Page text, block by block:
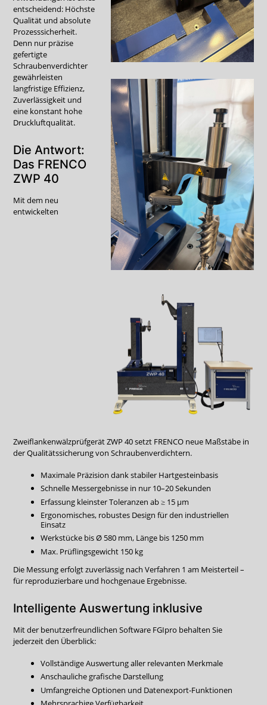
entscheidend: Höchste
Qualität und absolute
Prozesssicherheit.
Denn nur präzise
gefertigte
Schraubenverdichter
gewährleisten
langfristige Effizienz,
Zuverlässigkeit und
eine konstant hohe
Druckluftqualität.
Die Antwort:
Das FRENCO
ZWP 40
Mit dem neu
entwickelten
Zweiflankenwälzprüfgerät ZWP 40 setzt FRENCO neue Maßstäbe in
der Qualitätssicherung von Schraubenverdichtern.
Maximale Präzision dank stabiler Hartgesteinbasis
Schnelle Messergebnisse in nur 10–20 Sekunden
Erfassung kleinster Toleranzen ab ≥ 15 µm
Ergonomisches, robustes Design für den industriellen
Einsatz
Werkstücke bis Ø 580 mm, Länge bis 1250 mm
Max. Prüflingsgewicht 150 kg
Die Messung erfolgt zuverlässig nach Verfahren 1 am Meisterteil –
für reproduzierbare und hochgenaue Ergebnisse.
Intelligente Auswertung inklusive
Mit der benutzerfreundlichen Software FGIpro behalten Sie
jederzeit den Überblick:
Vollständige Auswertung aller relevanten Merkmale
Anschauliche grafische Darstellung
Umfangreiche Optionen und Datenexport-Funktionen